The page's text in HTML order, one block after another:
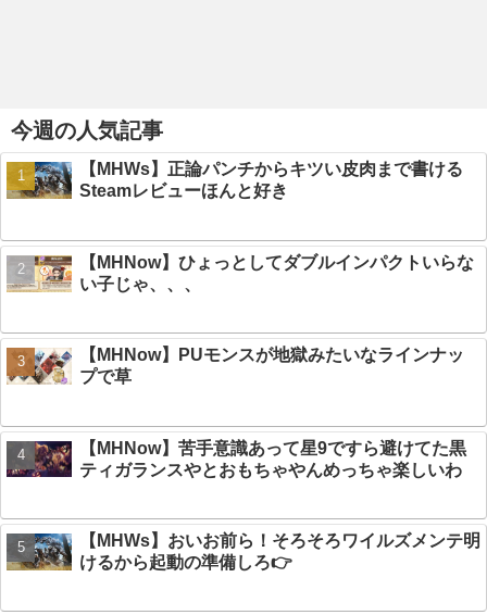
今週の人気記事
【MHWs】正論パンチからキツい皮肉まで書ける
Steamレビューほんと好き
【MHNow】ひょっとしてダブルインパクトいらな
い子じゃ、、、
【MHNow】PUモンスが地獄みたいなラインナッ
プで草
【MHNow】苦手意識あって星9ですら避けてた黒
ティガランスやとおもちゃやんめっちゃ楽しいわ
【MHWs】おいお前ら！そろそろワイルズメンテ明
けるから起動の準備しろ👉